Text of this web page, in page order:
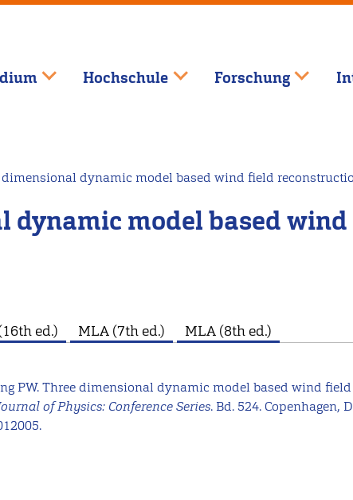
Hochschule Forschung
dimensional dynamic model based wind field
dynamic model based
ed.) MLA (7th ed.) MLA (8th ed.)
PW. Three dimensional dynamic model based wind field
of Physics: Conference Series. Bd. 524. Copenhagen,